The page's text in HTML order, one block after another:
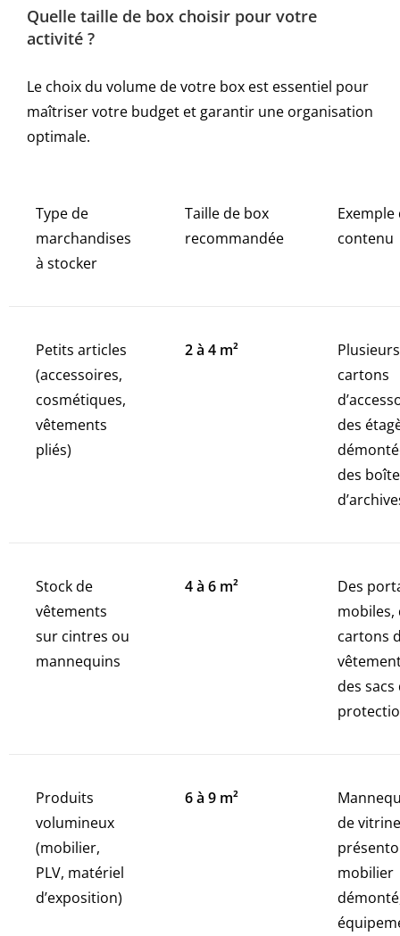
Quelle taille de box choisir pour votre
activité ?
Le choix du volume de votre box est essentiel pour
maîtriser votre budget et garantir une organisation
optimale.
Type de
marchandises
à stocker
Taille de box
recommandée
Exemple
contenu
Petits articles
(accessoires,
cosmétiques,
vêtements
pliés)
2 à 4 m²
Plusieurs
cartons
des
des
Stock de
vêtements
sur cintres ou
mannequins
4 à 6 m²
Des
mobiles,
cartons
des sacs
Produits
volumineux
(mobilier,
PLV, matériel
d’exposition)
6 à 9 m²
de
mobilier